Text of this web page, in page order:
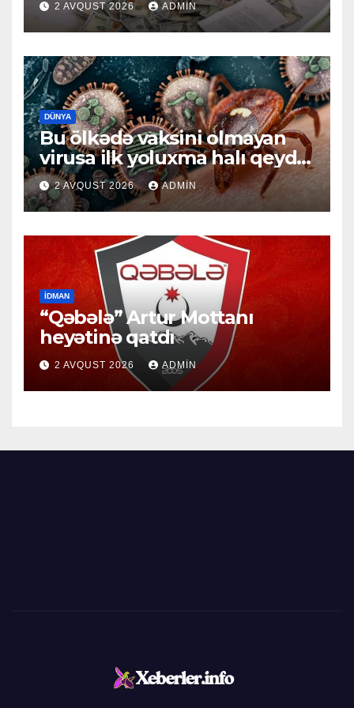
2 AVQUST 2026 ADMIN
DÜNYA
Bu ölkədə vaksini olmayan
virusa ilk yoluxma halı qeydə
alındı
2 AVQUST 2026 ADMIN
İDMAN
“Qəbələ” Artur Mottanı
heyətinə qatdı
2 AVQUST 2026 ADMIN